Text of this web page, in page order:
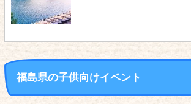
福島県の子供向けイベント